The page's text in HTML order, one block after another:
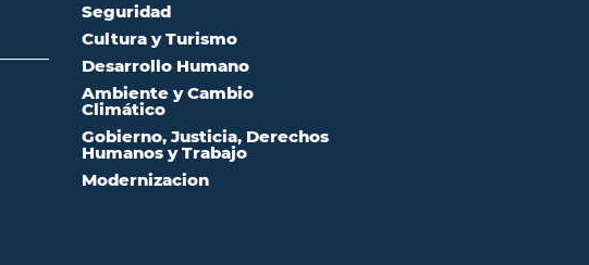
Seguridad
Cultura y Turismo
Desarrollo Humano
Ambiente y Cambio
Climático
Gobierno, Justicia, Derechos
Humanos y Trabajo
Modernizacion